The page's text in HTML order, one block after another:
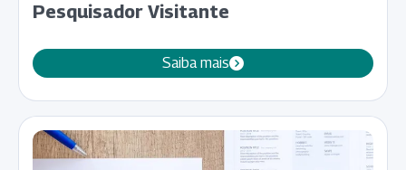
Pesquisador Visitante
Saiba mais